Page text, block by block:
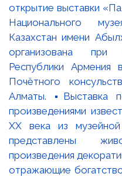
открытие выставки
Национального
Казахстан имени
организована при
Республики Армения
Почётного
Алматы. ▪️Выставка
произведениями
XX века из
представлены
произведения
отражающие